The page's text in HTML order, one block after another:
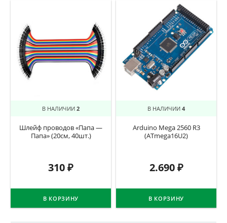
В НАЛИЧИИ 2
Шлейф проводов «Папа —
Папа» (20см, 40шт.)
310₽
В КОРЗИНУ
В НАЛИЧИИ 4
Arduino Mega 2560 R3
(ATmega16U2)
2.690₽
В КОРЗИНУ